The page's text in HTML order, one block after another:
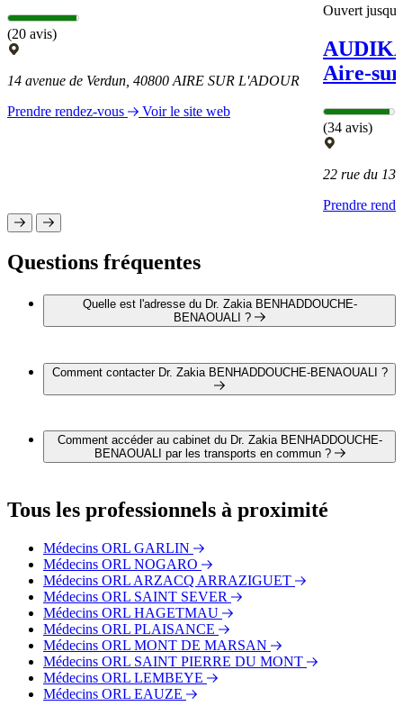
(20 avis)
14 avenue de Verdun, 40800 AIRE SUR L'ADOUR
Prendre rendez-vous
Voir le site web
Ouvert
Aire-
(34 avis)
22 rue du 13
Prendre
Questions fréquentes
Quelle est l'adresse du Dr. Zakia BENHADDOUCHE-
BENAOUALI ?
est 16 rue Chantemerle 40800 AIRE SUR L'ADOUR
Comment contacter Dr. Zakia BENHADDOUCHE-BENAOUALI ?
BENAOUALI par téléphone au 05 24 57 21 08.
Comment accéder au cabinet du Dr. Zakia BENHADDOUCHE-
BENAOUALI par les transports en commun ?
BENAOUALI est situé à proximité des arrêts suivants :
Bus - Candeau (Garage)
Bus - Déchetterie
Tous les professionnels à proximité
Médecins ORL GARLIN
Médecins ORL NOGARO
Médecins ORL ARZACQ ARRAZIGUET
Médecins ORL SAINT SEVER
Médecins ORL HAGETMAU
Médecins ORL PLAISANCE
Médecins ORL MONT DE MARSAN
Médecins ORL SAINT PIERRE DU MONT
Médecins ORL LEMBEYE
Médecins ORL EAUZE